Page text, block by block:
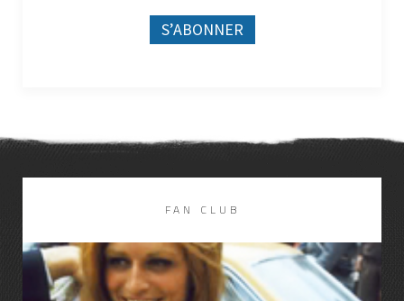
FAN CLUB